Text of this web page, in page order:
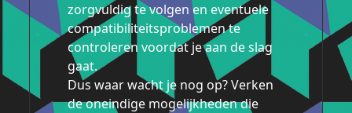
zorgvuldig te volgen en eventuele
compatibiliteitsproblemen te
controleren voordat je aan de slag
gaat.
Dus waar wacht je nog op? Verken
de oneindige mogelijkheden die